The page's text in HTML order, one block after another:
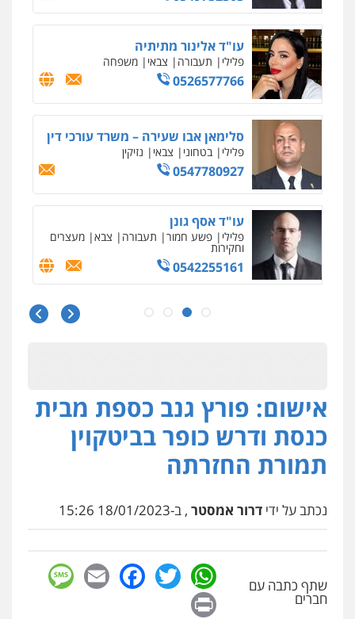
גיא זהבי משרד עורכי דין
פלילי משפחה
503456449
עו"ד איהאב ג'לג'ולי
פלילי מעצרים וחקירות עורכי דין לענייני
אסירים
0505216700
אייל בן שושן, עורך דין פלילי
פלילי מעצרים וחקירות פשיעה חמורה
נוער רישום פלילי
0522763105
עו"ד שלומי שרון
עו"ד אלון קריטי
פלילי כלכלי סמים מעצרים
0525544654
פלילי פשיעה חמורה מעצרים וחקירות
קטינים
עו"ד שלי גורביץ – לוי
משפט פלילי
וחקירות צבאי
אישום: פורץ גנב כספת מבית
כנסת ודרש כופר בביטקוין
תמורת החזרתה
נכתב על ידי דרור אמסטר , ב-18/01/2023 15:26
שתף כתבה עם
חברים
WhatsApp
Twitter
Facebook
Email